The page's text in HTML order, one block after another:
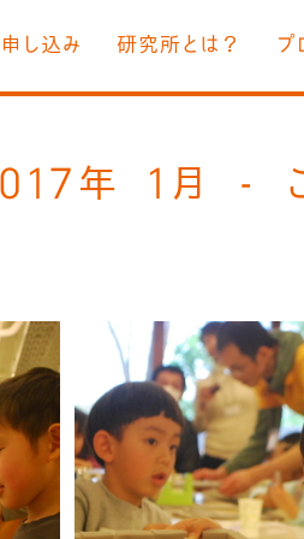
し込み 研究所とは？ プ
年 1月 - こ